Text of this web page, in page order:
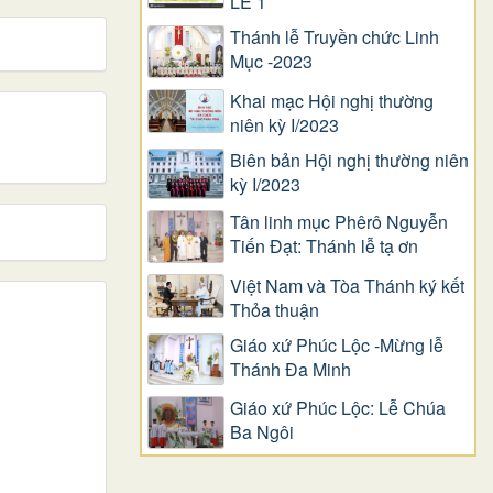
Thánh lễ Truyền chức Linh
Mục -2023
Khai mạc Hội nghị thường
niên kỳ I/2023
Biên bản Hội nghị thường niên
kỳ I/2023
Tân linh mục Phêrô Nguyễn
Tiến Đạt: Thánh lễ tạ ơn
Việt Nam và Tòa Thánh ký kết
Thỏa thuận
Giáo xứ Phúc Lộc -Mừng lễ
Thánh Đa Minh
Giáo xứ Phúc Lộc: Lễ Chúa
Ba Ngôi